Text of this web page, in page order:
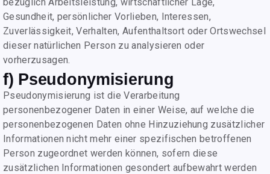
Gesundheit, persönlicher Vorlieben, Interessen,
Zuverlässigkeit, Verhalten, Aufenthaltsort oder Ortswechsel
dieser natürlichen Person zu analysieren oder
vorherzusagen.
f) Pseudonymisierung
Pseudonymisierung ist die Verarbeitung
personenbezogener Daten in einer Weise, auf welche die
personenbezogenen Daten ohne Hinzuziehung zusätzlicher
Informationen nicht mehr einer spezifischen betroffenen
Person zugeordnet werden können, sofern diese
zusätzlichen Informationen gesondert aufbewahrt werden